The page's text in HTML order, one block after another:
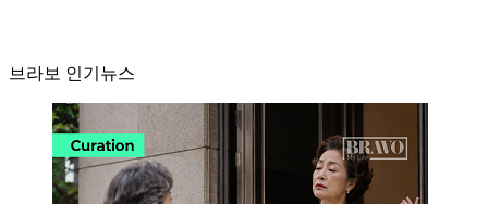
브라보 인기뉴스